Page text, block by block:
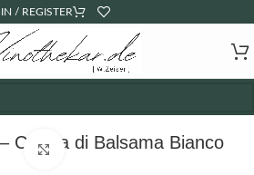
/ REGISTER
Crema di Balsama Bianco
Click to enlarge